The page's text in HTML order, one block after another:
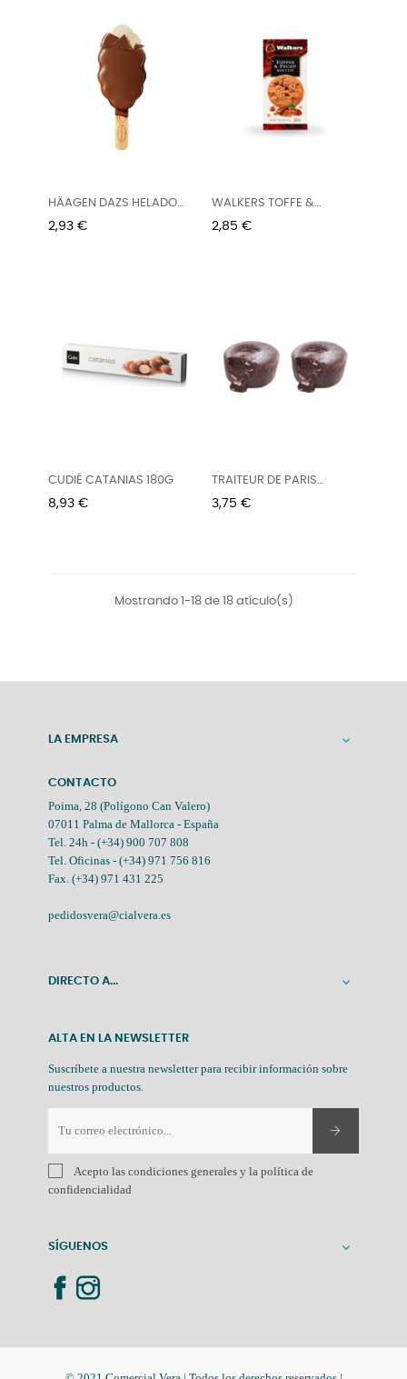
HÄAGEN DAZS HELADO
BOMBÓN...
Precio
2,93 €
WALKERS TOFFE &
PECAN...
Precio
2,85 €
CUDIÉ CATANIAS 180G
Precio
8,93 €
TRAITEUR DE PARIS
FONDANT...
Precio
3,75 €
Mostrando 1-18 de 18 atículo(s)
LA EMPRESA 
CONTACTO
Poima, 28 (Polígono Can Valero)
07011 Palma de Mallorca - España
Tel. 24h - (+34) 900 707 808
Tel. Oficinas - (+34) 971 756 816
Fax. (+34) 971 431 225
pedidosvera@cialvera.es
DIRECTO A... 
ALTA EN LA NEWSLETTER
Suscríbete a nuestra newsletter para recibir información sobre
nuestros productos.
Acepto las condiciones generales y la política de
confidencialidad
SÍGUENOS 